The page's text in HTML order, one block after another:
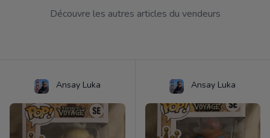
Découvre les autres articles du vendeurs
Ansay Luka Ansay Luka